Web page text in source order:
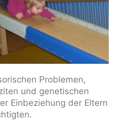
Problemen,
und genetischen
Einbeziehung der Eltern